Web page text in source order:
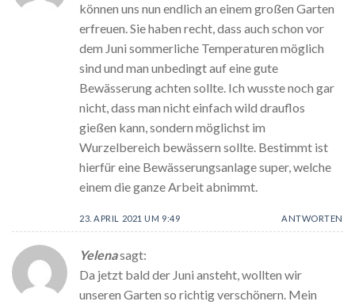
können uns nun endlich an einem großen Garten
erfreuen. Sie haben recht, dass auch schon vor
dem Juni sommerliche Temperaturen möglich
sind und man unbedingt auf eine gute
Bewässerung achten sollte. Ich wusste noch gar
nicht, dass man nicht einfach wild drauflos
gießen kann, sondern möglichst im
Wurzelbereich bewässern sollte. Bestimmt ist
hierfür eine Bewässerungsanlage super, welche
einem die ganze Arbeit abnimmt.
23. APRIL 2021 UM 9:49 ANTWORTEN
Yelenasagt:
Da jetzt bald der Juni ansteht, wollten wir
unseren Garten so richtig verschönern. Mein